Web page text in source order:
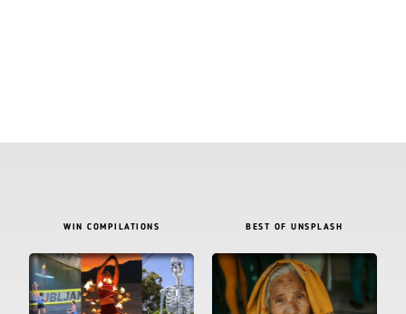
WIN COMPILATIONS BEST OF UNSPLASH